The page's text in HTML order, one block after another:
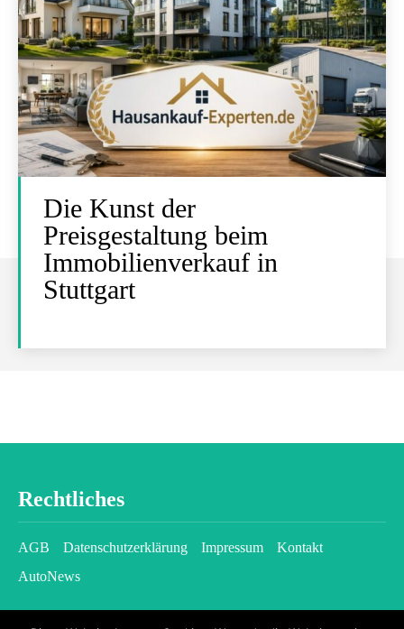
Die Kunst der
Preisgestaltung beim
Immobilienverkauf in
Stuttgart
Rechtliches
AGB Datenschutzerklärung Impressum
Kontakt
AutoNews